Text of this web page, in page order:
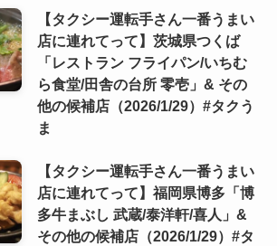
【タクシー運転手さん一番うまい
店に連れてって】茨城県つくば
「レストラン フライパン/いちむ
ら食堂/田舎の台所 零壱」& その
他の候補店（2026/1/29）#タクう
ま
【タクシー運転手さん一番うまい
店に連れてって】福岡県博多「博
多牛まぶし 武蔵/泰洋軒/喜人」&
その他の候補店（2026/1/29）#タ